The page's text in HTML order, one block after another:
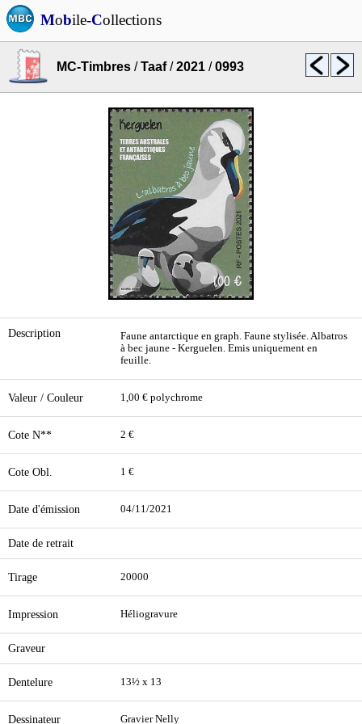
Mobile-Collections
MC-Timbres /Taaf/2021 /0993
Description
Faune antarctique en graph. Faune stylisée. Albatros
à bec jaune - Kerguelen. Emis uniquement en
feuille.
Valeur / Couleur 1,00 € polychrome
Cote N** 2 €
Cote Obl. 1 €
Date d'émission 04/11/2021
Date de retrait
Tirage 20000
Impression Héliogravure
Graveur
Dentelure 13½ x 13
Dessinateur Gravier Nelly